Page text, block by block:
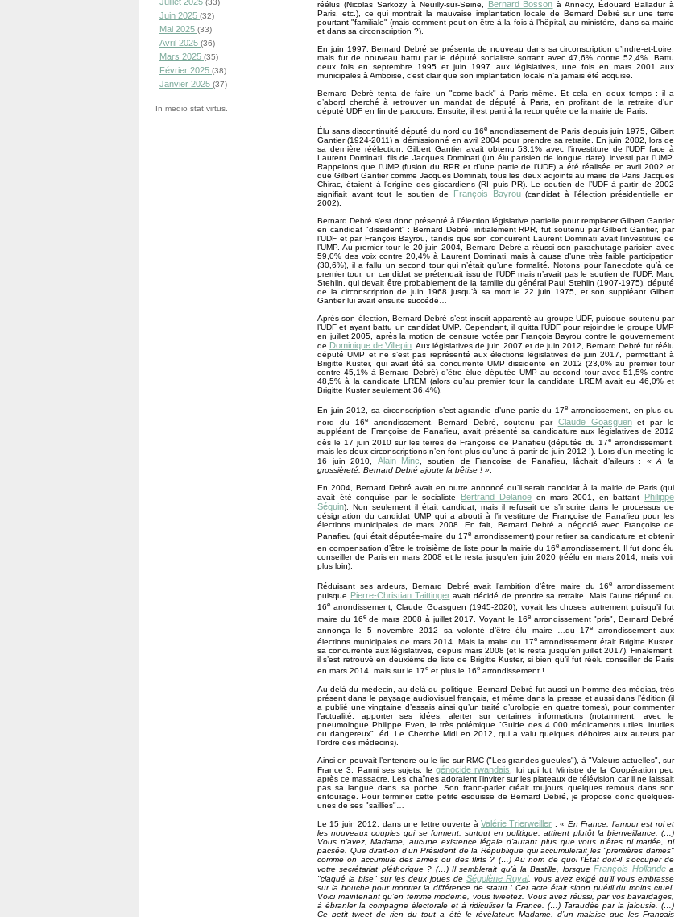
(33)
Juin 2025 (32)
Mai 2025 (33)
Avril 2025 (36)
Mars 2025 (35)
Février 2025 (38)
Janvier 2025 (37)
In medio stat virtus.
réélus (Nicolas Sarkozy à Neuilly-sur-Seine,
Bernard Bosson à Annecy, Édouard Balladur à
Paris, etc.), ce qui montrait la mauvaise implantation locale de Bernard Debré sur une terre
pourtant "familiale" (mais comment peut-on être à la fois à l’hôpital, au ministère, dans sa mairie
et dans sa circonscription ?).
En juin 1997, Bernard Debré se présenta de nouveau dans sa circonscription d’Indre-et-Loire,
mais fut de nouveau battu par le député socialiste sortant avec 47,6% contre 52,4%. Battu
deux fois en septembre 1995 et juin 1997 aux législatives, une fois en mars 2001 aux
municipales à Amboise, c’est clair que son implantation locale n’a jamais été acquise.
Bernard Debré tenta de faire un "come-back" à Paris même. Et cela en deux temps : il a
d’abord cherché à retrouver un mandat de député à Paris, en profitant de la retraite d’un
député UDF en fin de parcours. Ensuite, il est parti à la reconquête de la mairie de Paris.
Élu sans discontinuité député du nord du 16e arrondissement de Paris depuis juin 1975, Gilbert
Gantier (1924-2011) a démissionné en avril 2004 pour prendre sa retraite. En juin 2002, lors de
sa dernière réélection, Gilbert Gantier avait obtenu 53,1% avec l’investiture de l’UDF face à
Laurent Dominati, fils de Jacques Dominati (un élu parisien de longue date), investi par l’UMP.
Rappelons que l’UMP (fusion du RPR et d’une partie de l’UDF) a été réalisée en avril 2002 et
que Gilbert Gantier comme Jacques Dominati, tous les deux adjoints au maire de Paris Jacques
Chirac, étaient à l’origine des giscardiens (RI puis PR). Le soutien de l’UDF à partir de 2002
signifiait avant tout le soutien de
François Bayrou(candidat à l’élection présidentielle en
2002).
Bernard Debré s’est donc présenté à l’élection législative partielle pour remplacer Gilbert Gantier
en candidat "dissident" : Bernard Debré, initialement RPR, fut soutenu par Gilbert Gantier, par
l’UDF et par François Bayrou, tandis que son concurrent Laurent Dominati avait l’investiture de
l’UMP. Au premier tour le 20 juin 2004, Bernard Debré a réussi son parachutage parisien avec
59,0% des voix contre 20,4% à Laurent Dominati, mais à cause d’une très faible participation
(30,6%), il a fallu un second tour qui n’était qu’une formalité. Notons pour l’anecdote qu’à ce
premier tour, un candidat se prétendait issu de l’UDF mais n’avait pas le soutien de l’UDF, Marc
Stehlin, qui devait être probablement de la famille du général Paul Stehlin (1907-1975), député
de la circonscription de juin 1968 jusqu’à sa mort le 22 juin 1975, et son suppléant Gilbert
Gantier lui avait ensuite succédé…
Après son élection, Bernard Debré s’est inscrit apparenté au groupe UDF, puisque soutenu par
l’UDF et ayant battu un candidat UMP. Cependant, il quitta l’UDF pour rejoindre le groupe UMP
en juillet 2005, après la motion de censure votée par François Bayrou contre le gouvernement
de Dominique de Villepin. Aux législatives de juin 2007 et de juin 2012, Bernard Debré fut réélu
député UMP et ne s’est pas représenté aux élections législatives de juin 2017, permettant à
Brigitte Kuster, qui avait été sa concurrente UMP dissidente en 2012 (23,0% au premier tour
contre 45,1% à Bernard Debré) d’être élue députée UMP au second tour avec 51,5% contre
48,5% à la candidate LREM (alors qu’au premier tour, la candidate LREM avait eu 46,0% et
Brigitte Kuster seulement 36,4%).
En juin 2012, sa circonscription s’est agrandie d’une partie du 17e arrondissement, en plus du
nord du 16earrondissement. Bernard Debré, soutenu par Claude Goasguenet par le
suppléant de Françoise de Panafieu, avait présenté sa candidature aux législatives de 2012
dès le 17 juin 2010 sur les terres de Françoise de Panafieu (députée du 17e arrondissement,
mais les deux circonscriptions n’en font plus qu’une à partir de juin 2012 !). Lors d’un meeting le
16 juin 2010, Alain Minc , soutien de Françoise de Panafieu, lâchait d’aileurs : « À la
grossièreté, Bernard Debré ajoute la bêtise ! »
En 2004, Bernard Debré avait en outre annoncé qu’il serait candidat à la mairie de Paris (qui
avait été conquise par le socialiste Bertrand Delanoëen mars 2001, en battant Philippe
Séguin). Non seulement il était candidat, mais il refusait de s’inscrire dans le processus de
désignation du candidat UMP qui a abouti à l’investiture de Françoise de Panafieu pour les
élections municipales de mars 2008. En fait, Bernard Debré a négocié avec Françoise de
Panafieu (qui était députée-maire du 17e arrondissement) pour retirer sa candidature et obtenir
en compensation d’être le troisième de liste pour la mairie du 16earrondissement. Il fut donc élu
conseiller de Paris en mars 2008 et le resta jusqu’en juin 2020 (réélu en mars 2014, mais voir
plus loin).
Réduisant ses ardeurs, Bernard Debré avait l’ambition d’être maire du 16e arrondissement
puisque Pierre-Christian Taittingeravait décidé de prendre sa retraite. Mais l’autre député du
16e arrondissement, Claude Goasguen (1945-2020), voyait les choses autrement puisqu’il fut
maire du 16ede mars 2008 à juillet 2017. Voyant le 16earrondissement "pris", Bernard Debré
annonça le 5 novembre 2012 sa volonté d’être élu maire …du 17e arrondissement aux
élections municipales de mars 2014. Mais la maire du 17earrondissement était Brigitte Kuster,
sa concurrente aux législatives, depuis mars 2008 (et le resta jusqu’en juillet 2017). Finalement,
il s’est retrouvé en deuxième de liste de Brigitte Kuster, si bien qu’il fut réélu conseiller de Paris
en mars 2014, mais sur le 17e et plus le 16e arrondissement !
Au-delà du médecin, au-delà du politique, Bernard Debré fut aussi un homme des médias, très
présent dans le paysage audiovisuel français, et même dans la presse et aussi dans l’édition (il
a publié une vingtaine d’essais ainsi qu’un traité d’urologie en quatre tomes), pour commenter
l’actualité, apporter ses idées, alerter sur certaines informations (notamment, avec le
pneumologue Philippe Even, le très polémique "Guide des 4 000 médicaments utiles, inutiles
ou dangereux", éd. Le Cherche Midi en 2012, qui a valu quelques déboires aux auteurs par
l’ordre des médecins).
Ainsi on pouvait l’entendre ou le lire sur RMC ("Les grandes gueules"), à "Valeurs actuelles", sur
France 3. Parmi ses sujets, le génocide rwandais
, lui qui fut Ministre de la Coopération peu
après ce massacre. Les chaînes adoraient l’inviter sur les plateaux de télévision car il ne laissait
pas sa langue dans sa poche. Son franc-parler créait toujours quelques remous dans son
entourage. Pour terminer cette petite esquisse de Bernard Debré, je propose donc quelques-
unes de ses "saillies"…
Le 15 juin 2012, dans une lettre ouverte à Valérie Trierweiller :« En France, l’amour est roi et
les nouveaux couples qui se forment, surtout en politique, attirent plutôt la bienveillance. (…)
Vous n’avez, Madame, aucune existence légale d’autant plus que vous n’êtes ni mariée, ni
pacsée. Que dirait-on d’un Président de la République qui accumulerait les "premières dames"
comme on accumule des amies ou des flirts ? (…) Au nom de quoi l’État doit-il s’occuper de
votre secrétariat pléthorique ? (…) Il semblerait qu’à la Bastille, lorsqueFrançois Hollandea
"claqué la bise" sur les deux joues de Ségolène Royal, vous avez exigé qu’il vous embrasse
sur la bouche pour montrer la différence de statut ! Cet acte était sinon puéril du moins cruel.
Voici maintenant qu’en femme moderne, vous tweetez. Vous avez réussi, par vos bavardages,
à ébranler la compagne électorale et à ridiculiser la France. (…) Taraudée par la jalousie. (…)
Ce petit tweet de rien du tout a été le révélateur, Madame, d’un malaise que les Français